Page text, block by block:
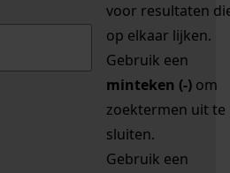
voor resultaten
op elkaar lijken.
Gebruik een
minteken (-) om
zoektermen uit te
sluiten.
Gebruik een